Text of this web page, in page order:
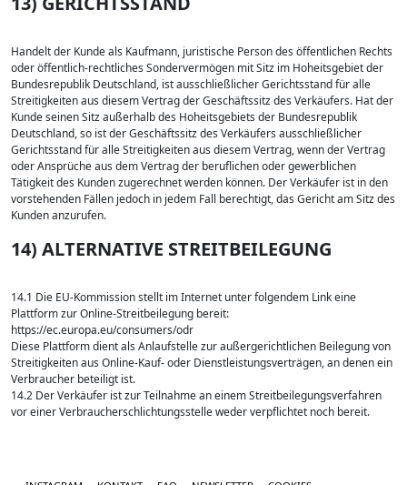
Handelt der Kunde als Kaufmann, juristische Person des öffentlichen Rechts
oder öffentlich-rechtliches Sondervermögen mit Sitz im Hoheitsgebiet der
Bundesrepublik Deutschland, ist ausschließlicher Gerichtsstand für alle
Streitigkeiten aus diesem Vertrag der Geschäftssitz des Verkäufers. Hat der
Kunde seinen Sitz außerhalb des Hoheitsgebiets der Bundesrepublik
Deutschland, so ist der Geschäftssitz des Verkäufers ausschließlicher
Gerichtsstand für alle Streitigkeiten aus diesem Vertrag, wenn der Vertrag
oder Ansprüche aus dem Vertrag der beruflichen oder gewerblichen
Tätigkeit des Kunden zugerechnet werden können. Der Verkäufer ist in den
vorstehenden Fällen jedoch in jedem Fall berechtigt, das Gericht am Sitz des
Kunden anzurufen.
14) ALTERNATIVE STREITBEILEGUNG
14.1 Die EU-Kommission stellt im Internet unter folgendem Link eine
Plattform zur Online-Streitbeilegung bereit:
https://ec.europa.eu/consumers/odr
Diese Plattform dient als Anlaufstelle zur außergerichtlichen Beilegung von
Streitigkeiten aus Online-Kauf- oder Dienstleistungsverträgen, an denen ein
Verbraucher beteiligt ist.
14.2 Der Verkäufer ist zur Teilnahme an einem Streitbeilegungsverfahren
vor einer Verbraucherschlichtungsstelle weder verpflichtet noch bereit.